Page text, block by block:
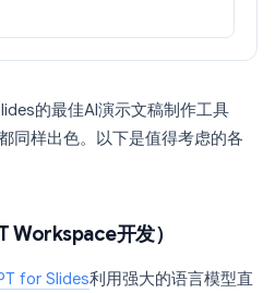
的最佳AI演示文稿制作工具
同样出色。以下是值得考虑的各
Workspace开发）
for Slides利用强大的语言模型直